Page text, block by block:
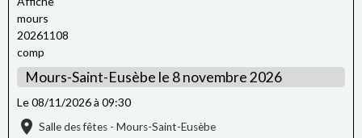
Mours-Saint-Eusèbe le 8 novembre 2026
Le 08/11/2026à 09:30
Salle des fêtes - Mours-Saint-Eusèbe